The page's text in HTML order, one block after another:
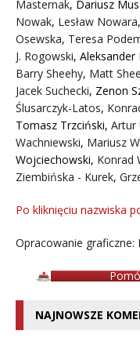
Masternak, Dariusz
Nowak, Lesław Nowara,
Osewska, Teresa
J. Rogowski, Aleksander
Barry Sheehy, Matt
Jacek Suchecki, Zenon
Ślusarczyk-Latos,
Tomasz Trzciński, Artur
Wachniewski, Mariusz
Wojciechowski, Konrad
Ziembińska - Kurek,
Po kliknięciu nazwiska
Opracowanie graficzne:
NAJNOWSZE